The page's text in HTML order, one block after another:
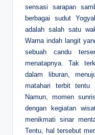
sensasi sarapan
berbagai sudut
adalah salah satu
Warna indah langit
sebuah candu
menatapnya. Tak
dalam liburan,
matahari terbit tentu
Namun, momen
dengan kegiatan
menikmati sinar
Tentu, hal tersebut